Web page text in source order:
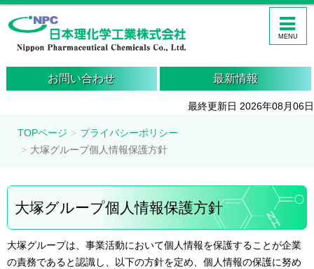
お問い合わせ 最新情報
最終更新日 2026年08月06日
TOPページ
プライバシーポリシー
大塚グループ個人情報保護方針
大塚グループ個人情報保護方針
大塚グループは、事業活動において個人情報を保護することが企業
の責務であると認識し、以下の方針を定め、個人情報の保護に努め
MENU